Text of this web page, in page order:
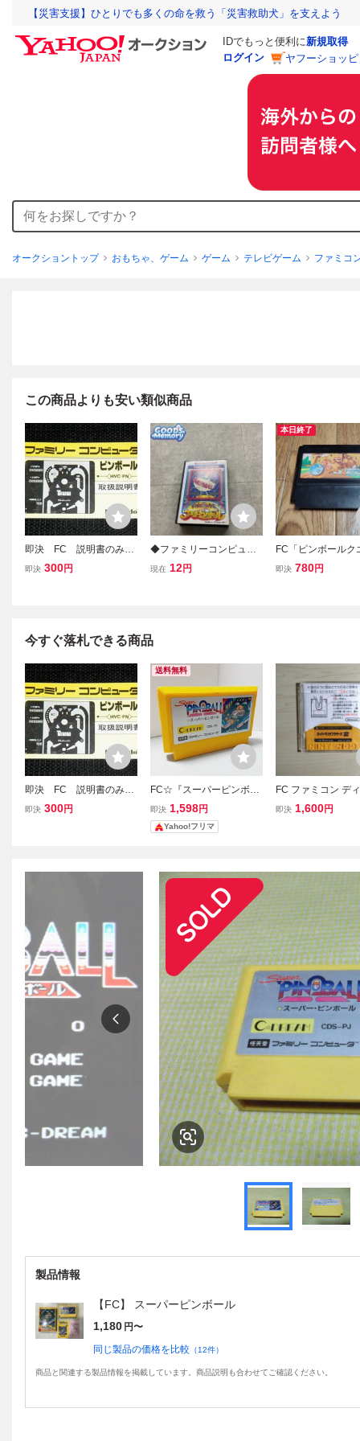
【災害支援】ひとりでも多くの命を救う「災害救助犬」を支えよう
IDでもっと便利に新規取得
ログイン
ヤフーショッ
オークショントップ おもちゃ、ゲーム ゲーム テレビゲーム ファミコ
この商品よりも安い類似商品
即決 FC 説明書のみ
ピンボール 同梱可 (ソ
即決 300円
◆ファミリーコンピュー
ター/ファミコン/FC ファ
現在 12円
本日終了
FC「ピンボールク
ト」ソフトのみ
即決 780円
今すぐ落札できる商品
即決 FC 説明書のみ
ピンボール 同梱可 (ソ
即決 300円
送料無料
FC☆『スーパーピンボー
ル』★ファミコン☆レト
ロゲーム★同梱割引対応
☆ 【動作確認済み】
即決 1,598円
Yahoo!フリマ
FC ファミコン デ
システム ディスク
即決 1,600円
製品情報
【FC】 スーパーピンボール
1,180 円〜
同じ製品の価格を比較 （12件）
商品と関連する製品情報を掲載しています。商品説明も合わせてご確認ください。